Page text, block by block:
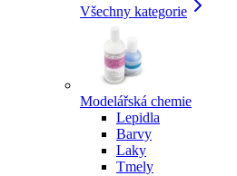
Všechny kategorie
Modelářská chemie
Lepidla
Barvy
Laky
Tmely